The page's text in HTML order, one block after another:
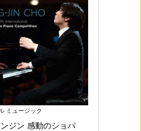
ミュージック
ジン 感動のショパ